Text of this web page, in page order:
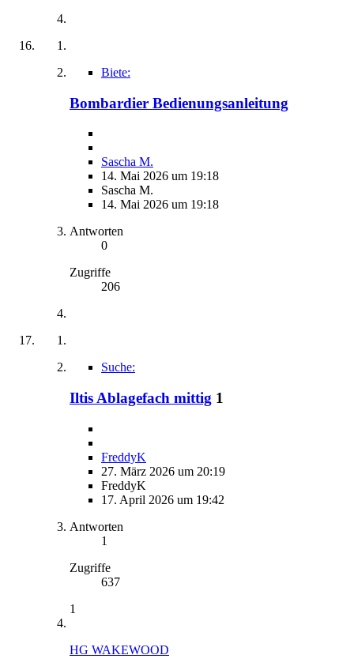
Biete:
Bombardier Bedienungsanleitung
Sascha M.
14. Mai 2026 um 19:18
Sascha M.
14. Mai 2026 um 19:18
Antworten
0
Zugriffe
206
Suche:
Iltis Ablagefach mittig 1
FreddyK
27. März 2026 um 20:19
FreddyK
17. April 2026 um 19:42
Antworten
1
Zugriffe
637
1
HG WAKEWOOD